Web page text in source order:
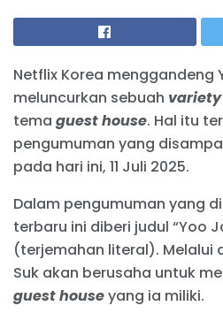
Netflix Korea menggandeng
meluncurkan sebuah
tema guest house. Hal itu
pengumuman yang
pada hari ini, 11 Juli 2025.
Dalam pengumuman yang
terbaru ini diberi judul “Yoo
(terjemahan literal). Melalui
Suk akan berusaha untuk
guest houseyang ia miliki.